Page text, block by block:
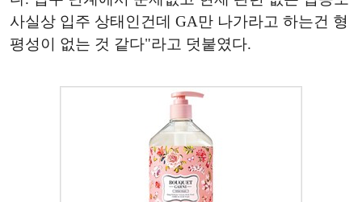
사실상 입주 상태인건데 GA만 나가라고 하는건 형
평성이 없는 것 같다"라고 덧붙였다.